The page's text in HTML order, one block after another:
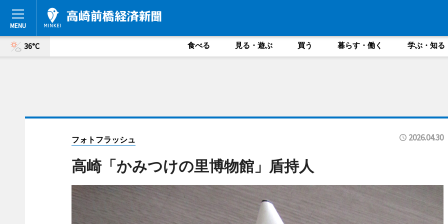
36°C 食べる 見る・遊ぶ 買う 暮らす・働く 学ぶ・知る
フォトフラッシュ 2026.04.30
高崎「かみつけの里博物館」盾持人